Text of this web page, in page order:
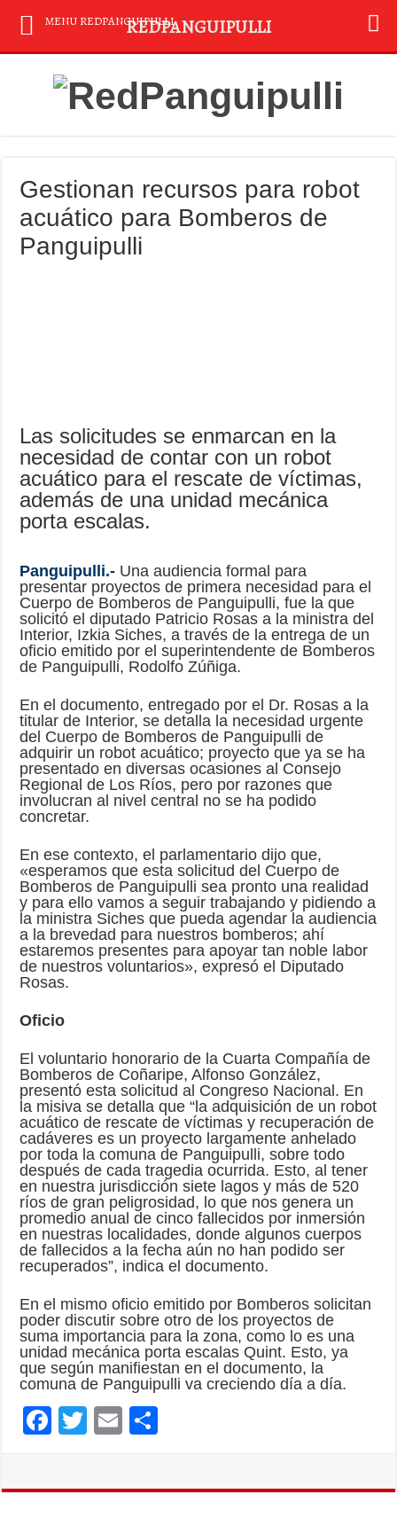
Gestionan recursos para robot
acuático para Bomberos de
Panguipulli
Las solicitudes se enmarcan en la
necesidad de contar con un robot
acuático para el rescate de víctimas,
además de una unidad mecánica
porta escalas.
Panguipulli.- Una audiencia formal para
presentar proyectos de primera necesidad para el
Cuerpo de Bomberos de Panguipulli, fue la que
solicitó el diputado Patricio Rosas a la ministra del
Interior, Izkia Siches, a través de la entrega de un
oficio emitido por el superintendente de Bomberos
de Panguipulli, Rodolfo Zúñiga.
En el documento, entregado por el Dr. Rosas a la
titular de Interior, se detalla la necesidad urgente
del Cuerpo de Bomberos de Panguipulli de
adquirir un robot acuático; proyecto que ya se ha
presentado en diversas ocasiones al Consejo
Regional de Los Ríos, pero por razones que
involucran al nivel central no se ha podido
concretar.
En ese contexto, el parlamentario dijo que,
«esperamos que esta solicitud del Cuerpo de
Bomberos de Panguipulli sea pronto una realidad
y para ello vamos a seguir trabajando y pidiendo a
la ministra Siches que pueda agendar la audiencia
a la brevedad para nuestros bomberos; ahí
estaremos presentes para apoyar tan noble labor
de nuestros voluntarios», expresó el Diputado
Rosas.
Oficio
El voluntario honorario de la Cuarta Compañía de
Bomberos de Coñaripe, Alfonso González,
presentó esta solicitud al Congreso Nacional. En
la misiva se detalla que “la adquisición de un robot
acuático de rescate de víctimas y recuperación de
cadáveres es un proyecto largamente anhelado
por toda la comuna de Panguipulli, sobre todo
después de cada tragedia ocurrida. Esto, al tener
en nuestra jurisdicción siete lagos y más de 520
ríos de gran peligrosidad, lo que nos genera un
promedio anual de cinco fallecidos por inmersión
en nuestras localidades, donde algunos cuerpos
de fallecidos a la fecha aún no han podido ser
recuperados”, indica el documento.
En el mismo oficio emitido por Bomberos solicitan
poder discutir sobre otro de los proyectos de
suma importancia para la zona, como lo es una
unidad mecánica porta escalas Quint. Esto, ya
que según manifiestan en el documento, la
comuna de Panguipulli va creciendo día a día.
F
T
E
MENU REDPANGUIPULLIREDPANGUIPULLI